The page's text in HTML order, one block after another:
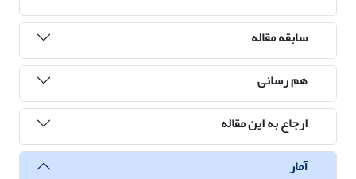
سابقه مقاله
هم رسانی
ارجاع به این مقاله
آمار